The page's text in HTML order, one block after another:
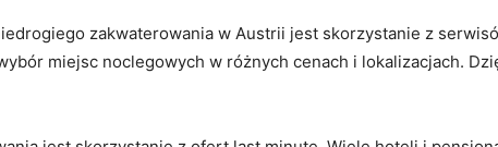
zakwaterowania ⁤w Austrii ​jest⁢ skorzystanie z
miejsc ‌noclegowych w różnych cenach i lokalizacjach.